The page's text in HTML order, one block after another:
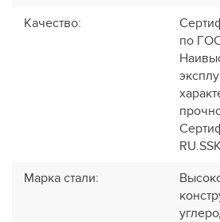
Качество:
по
Марка стали: